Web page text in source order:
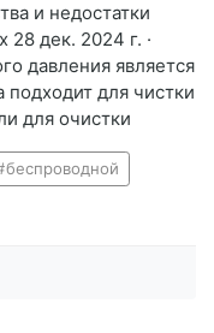
и недостатки
дек. 2024 г. ·
давления является
для чистки
для очистки
беспроводной